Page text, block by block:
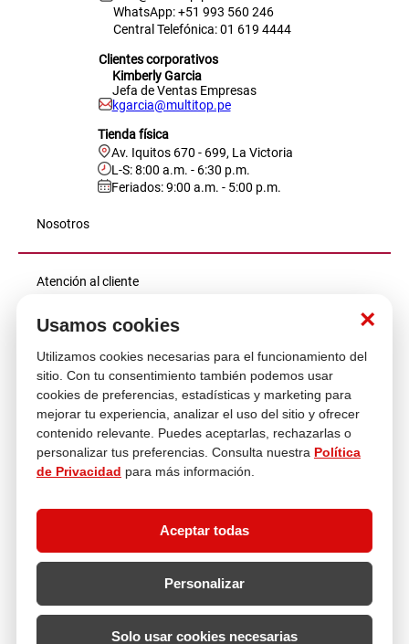
×
Usamos cookies
Utilizamos cookies necesarias para el funcionamiento del
sitio. Con tu consentimiento también podemos usar
cookies de preferencias, estadísticas y marketing para
mejorar tu experiencia, analizar el uso del sitio y ofrecer
contenido relevante. Puedes aceptarlas, rechazarlas o
personalizar tus preferencias. Consulta nuestra Política
de Privacidad para más información.
Aceptar todas
Personalizar
Solo usar cookies necesarias
WhatsApp: +51 993 560 246
Central Telefónica: 01 619 4444
Clientes corporativos
Kimberly Garcia
Jefa de Ventas Empresas
kgarcia@multitop.pe
Tienda física
Av. Iquitos 670 - 699, La Victoria
L-S: 8:00 a.m. - 6:30 p.m.
Feriados: 9:00 a.m. - 5:00 p.m.
Nosotros
Atención al cliente